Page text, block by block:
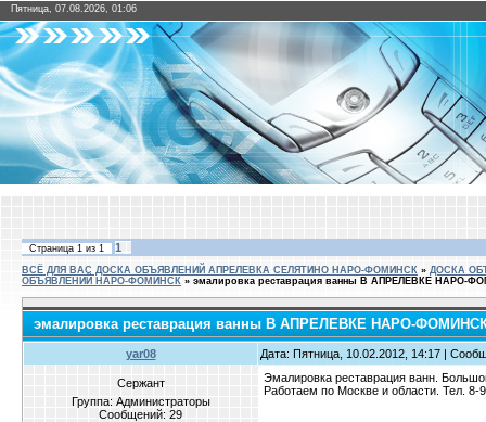
Пятница, 07.08.2026, 01:06
Страница 1 из 1 1
ВСЁ ДЛЯ ВАС ДОСКА ОБЪЯВЛЕНИЙ АПРЕЛЕВКА СЕЛЯТИНО НАРО-ФОМИНСК » ДОСКА
ОБЪЯВЛЕНИЙ НАРО-ФОМИНСК » эмалировка реставрация ванны В АПРЕЛЕВКЕ НАРО-
эмалировка реставрация ванны В АПРЕЛЕВКЕ НАРО-
yar08 Дата: Пятница, 10.02.2012, 14:17 |
Сержант
Группа: Администраторы
Сообщений: 29
Эмалировка реставрация ванн.
Работаем по Москве и области. Тел.